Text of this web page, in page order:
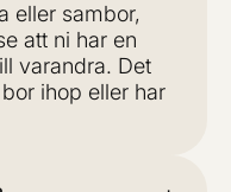
eller sambor,
att ni har en
varandra. Det
ihop eller har